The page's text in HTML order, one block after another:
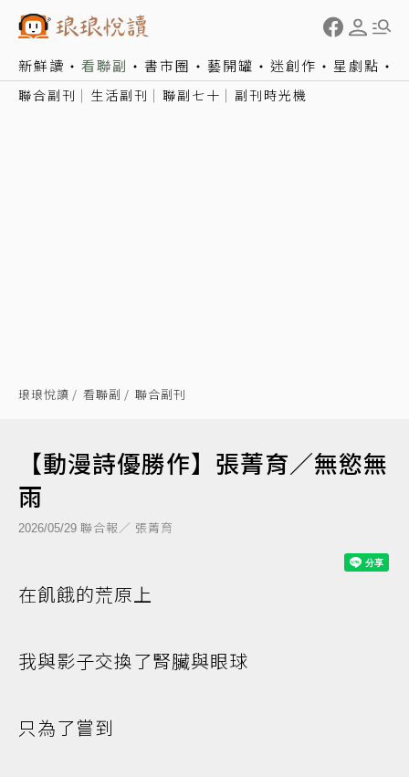
新鮮讀 看聯副 書市圈 藝開罐 迷創作 星劇點
聯合副刊 生活副刊 聯副七十 副刊時光機
琅琅悅讀 看聯副 聯合副刊
【動漫詩優勝作】張菁育／無慾無
雨
2026/05/29 聯合報／ 張菁育
在飢餓的荒原上
我與影子交換了腎臟與眼球
只為了嘗到